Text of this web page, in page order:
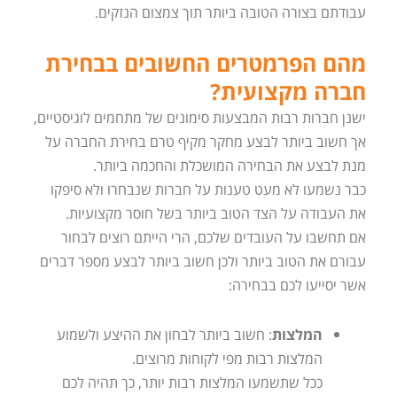
עבודתם בצורה הטובה ביותר תוך צמצום הנזקים.
מהם הפרמטרים החשובים בבחירת
חברה מקצועית?
ישנן חברות רבות המבצעות סימונים של מתחמים לוגיסטיים,
אך חשוב ביותר לבצע מחקר מקיף טרם בחירת החברה על
מנת לבצע את הבחירה המושכלת והחכמה ביותר.
כבר נשמעו לא מעט טענות על חברות שנבחרו ולא סיפקו
את העבודה על הצד הטוב ביותר בשל חוסר מקצועיות.
אם תחשבו על העובדים שלכם, הרי הייתם רוצים לבחור
עבורם את הטוב ביותר ולכן חשוב ביותר לבצע מספר דברים
אשר יסייעו לכם בבחירה:
המלצות: חשוב ביותר לבחון את ההיצע ולשמוע
המלצות רבות מפי לקוחות מרוצים.
ככל שתשמעו המלצות רבות יותר, כך תהיה לכם